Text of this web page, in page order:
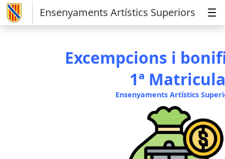
Ensenyaments Artístics Superiors
Excempcions i
1ª
Ensenyaments Artístics